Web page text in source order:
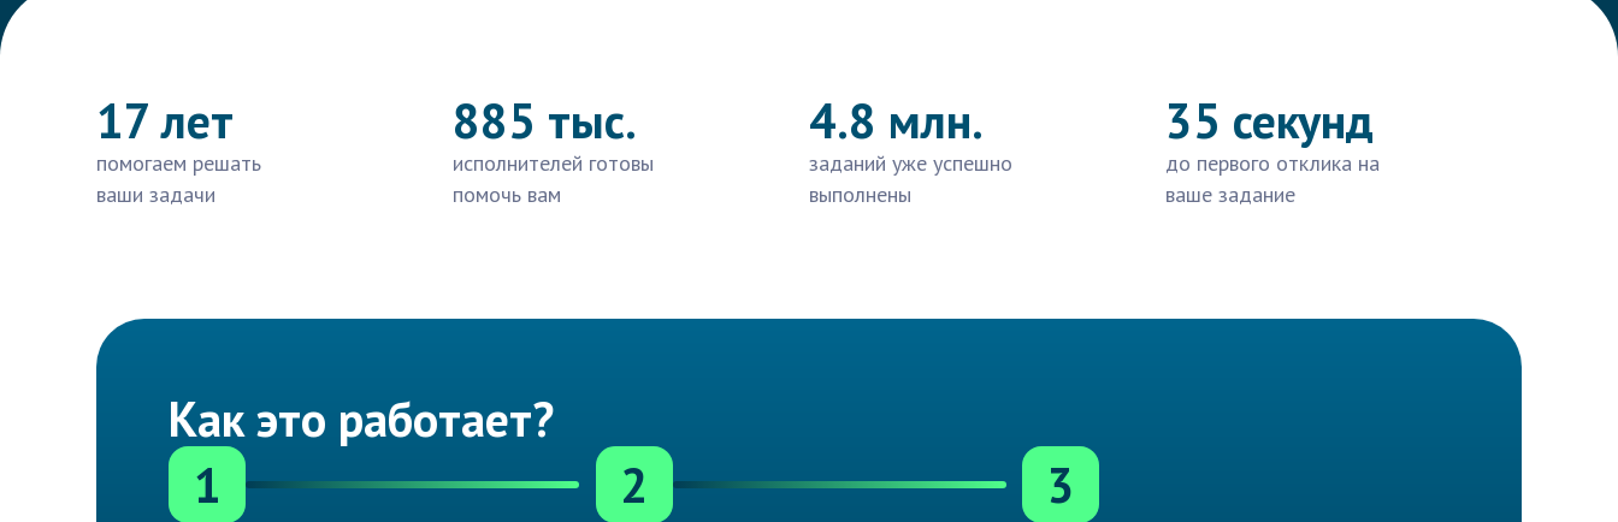
17 лет
помогаем решать
ваши задачи
885 тыс.
исполнителей готовы
помочь вам
4.8 млн.
заданий уже успешно
выполнены
35 секунд
до первого отклика на
ваше задание
Как это работает?
1
2 3